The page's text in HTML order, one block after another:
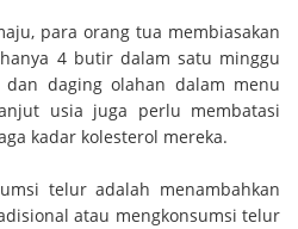
para orang tua membiasakan
4 butir dalam satu minggu
daging olahan dalam menu
usia juga perlu membatasi
kadar kolesterol mereka.
telur adalah menambahkan
atau mengkonsumsi telur